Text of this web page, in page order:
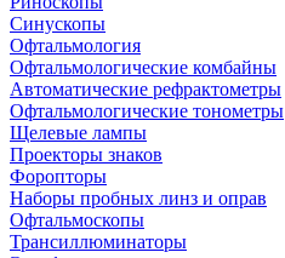
Синускопы
Офтальмология
Офтальмологические комбайны
Автоматические рефрактометры
Офтальмологические тонометры
Щелевые лампы
Проекторы знаков
Форопторы
Наборы пробных линз и оправ
Офтальмоскопы
Трансиллюминаторы